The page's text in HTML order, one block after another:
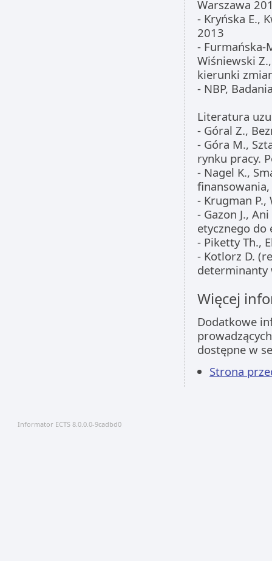
Warszawa
- Kryńska E.,
2013
- Furmańska-
Wiśniewski
kierunki
- NBP,
Literatura
- Góral Z.,
- Góra M.,
rynku pracy.
- Nagel K.,
- Krugman
- Gazon J.,
etycznego do
- Piketty Th.,
- Kotlorz D.
determinanty
Więcej
Dodatkowe
dostępne w
Strona
Informator ECTS 8.0.0.0-9cadbd0